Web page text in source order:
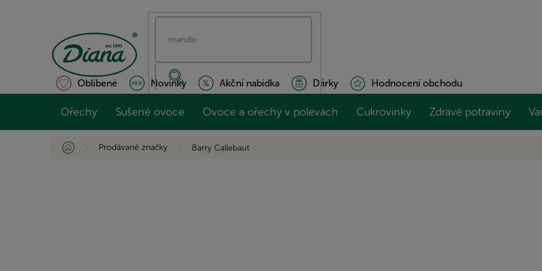
Oblíbené Novinky Akční nabídka Dárky Hodnocení obchodu
Ořechy Sušené ovoce Ovoce a ořechy v polevách Cukrovinky Zdravé potraviny
Domů Prodávané značky Barry Callebaut